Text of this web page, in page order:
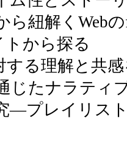
紐解くWeb
トから探る
する理解と共
じたナラティ
―プレイリス